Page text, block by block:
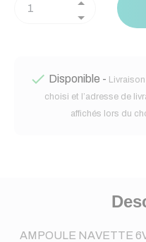
 Disponible -
choisi et l’adresse de
affichés lors du
AMPOULE NAVETTE